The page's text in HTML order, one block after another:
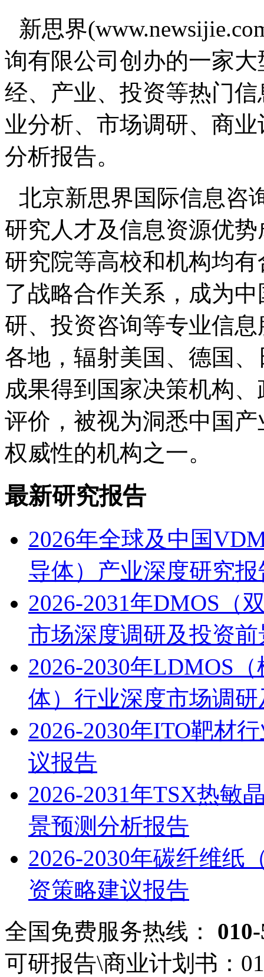
新思界
询有限公司创办的一家
经、产业、投资等热门
业分析、市场调研、商
分析报告。
北京新思界国际信息咨
研究人才及信息资源优
研究院等高校和机构均
了战略合作关系，成为
研、投资咨询等专业信
各地，辐射美国、德国
成果得到国家决策机构
评价，被视为洞悉中国
权威性的机构之一。
最新研究报告
2026年全球及中国
导体）产业深度研究报
2026-2031年DMOS（
市场深度调研及投资
2026-2030年LDMOS
体）行业深度市场调
2026-2030年ITO靶材
议报告
2026-2031年TSX热敏
景预测分析报告
2026-2030年碳纤维纸
资策略建议报告
全国免费服务热线：
可研报告\商业计划书：